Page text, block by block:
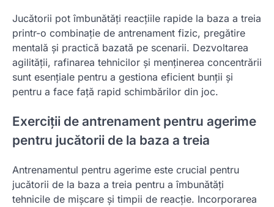
Jucătorii pot îmbunătăți reacțiile rapide la baza a treia
printr-o combinație de antrenament fizic, pregătire
mentală și practică bazată pe scenarii. Dezvoltarea
agilității, rafinarea tehnicilor și menținerea concentrării
sunt esențiale pentru a gestiona eficient bunții și
pentru a face față rapid schimbărilor din joc.
Exerciții de antrenament pentru agerime
pentru jucătorii de la baza a treia
Antrenamentul pentru agerime este crucial pentru
jucătorii de la baza a treia pentru a îmbunătăți
tehnicile de mișcare și timpii de reacție. Incorporarea